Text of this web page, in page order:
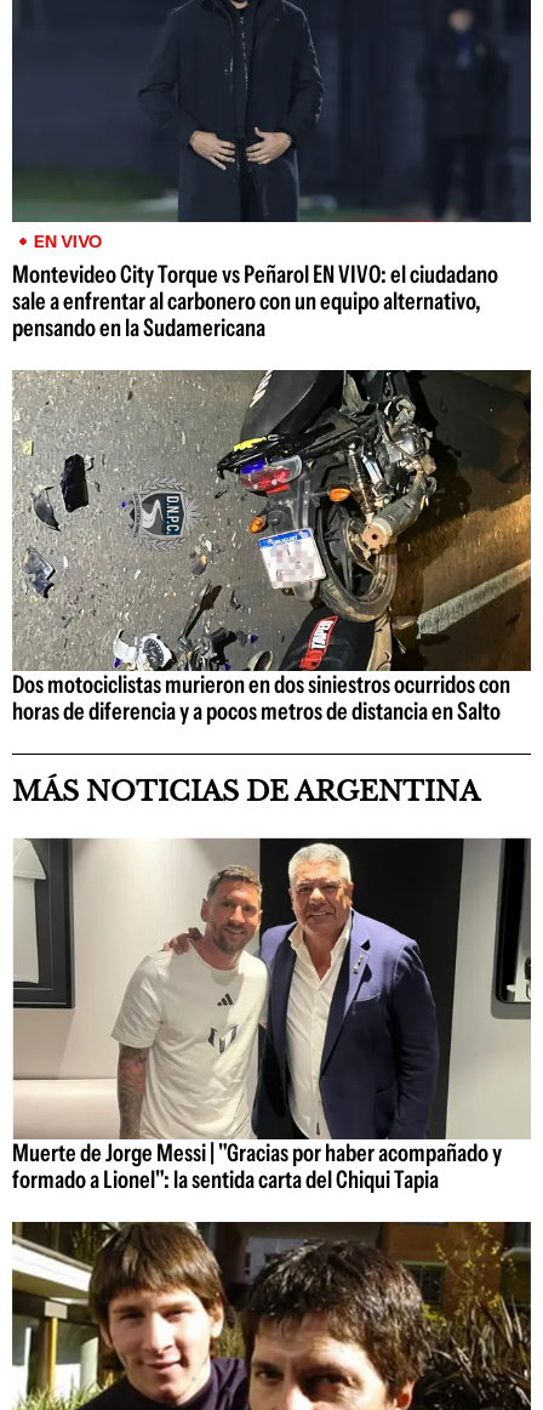
EN VIVO
Montevideo City Torque vs Peñarol EN VIVO: el ciudadano
sale a enfrentar al carbonero con un equipo alternativo,
pensando en la Sudamericana
Dos motociclistas murieron en dos siniestros ocurridos con
horas de diferencia y a pocos metros de distancia en Salto
MÁS NOTICIAS DE ARGENTINA
Muerte de Jorge Messi | "Gracias por haber acompañado y
formado a Lionel": la sentida carta del Chiqui Tapia